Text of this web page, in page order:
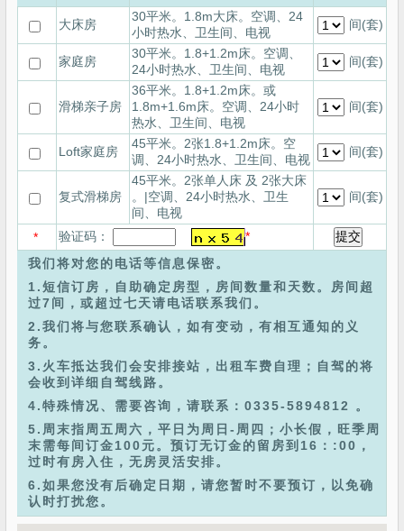
大床房
30平米。1.8m大床。空调、24
小时热水、卫生间、电视
间(套)
家庭房
30平米。1.8+1.2m床。空调、
24小时热水、卫生间、电视
间(套)
滑梯亲子房
36平米。1.8+1.2m床。或
1.8m+1.6m床。空调、24小时
热水、卫生间、电视
间(套)
Loft家庭房
45平米。2张1.8+1.2m床。空
调、24小时热水、卫生间、电视
间(套)
复式滑梯房
45平米。2张单人床 及 2张大床
。|空调、24小时热水、卫生
间、电视
间(套)
* 验证码：
*
我们将对您的电话等信息保密。
1.短信订房，自助确定房型，房间数量和天数。房间超
过7间，或超过七天请电话联系我们。
2.我们将与您联系确认，如有变动，有相互通知的义
务。
3.火车抵达我们会安排接站，出租车费自理；自驾的将
会收到详细自驾线路。
4.特殊情况、需要咨询，请联系：0335-5894812 。
5.周末指周五周六，平日为周日-周四；小长假，旺季周
末需每间订金100元。预订无订金的留房到16：:00，
过时有房入住，无房灵活安排。
6.如果您没有后确定日期，请您暂时不要预订，以免确
认时打扰您。